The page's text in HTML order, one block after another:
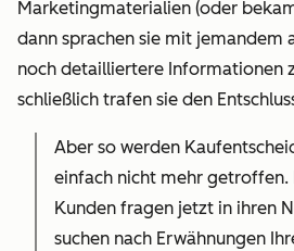
Marketingmaterialien (oder
dann sprachen sie mit jemandem
noch detailliertere Informationen
schließlich trafen sie den
Aber so werden
einfach nicht mehr getroffen.
Kunden fragen jetzt in ihren
suchen nach Erwähnungen